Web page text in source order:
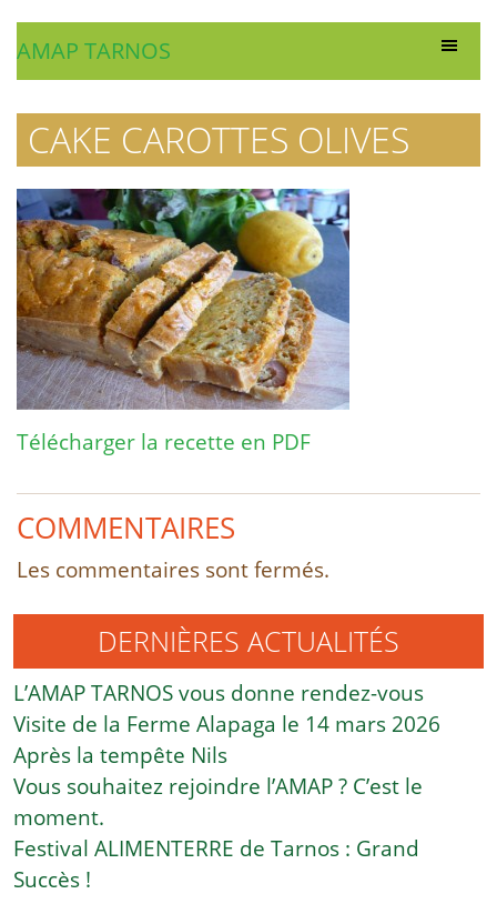
AMAP TARNOS
CAKE CAROTTES OLIVES
Télécharger la recette en PDF
COMMENTAIRES
Les commentaires sont fermés.
DERNIÈRES ACTUALITÉS
L’AMAP TARNOS vous donne rendez-vous
Visite de la Ferme Alapaga le 14 mars 2026
Après la tempête Nils
Vous souhaitez rejoindre l’AMAP ? C’est le
moment.
Festival ALIMENTERRE de Tarnos : Grand
Succès !